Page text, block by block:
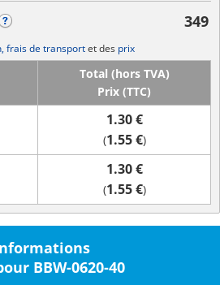
349
frais de transportet des prix
Total (hors TVA)
Prix (TTC)
1.30 €
(1.55 €)
1.30 €
(1.55 €)
BBW-0620-40